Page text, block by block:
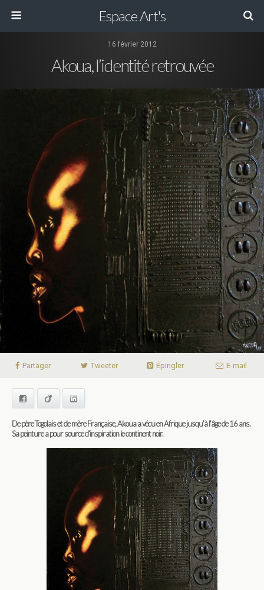
Espace Art's
16 février 2012
Akoua, l’identité retrouvée
Partager Tweeter Épingler E-mail
Facebook Viadeo
De père Togolais et de mère Française, Akoua a vécu en Afrique jusqu’à l’âge de 16 ans.
Sa peinture a pour source d’inspiration le continent noir.